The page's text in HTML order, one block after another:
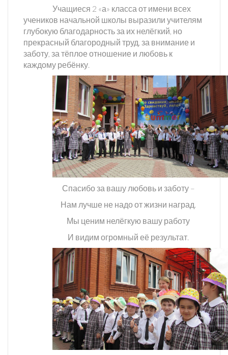
Учащиеся 2 «а» класса от имени всех
учеников начальной школы выразили учителям
глубокую благодарность за их нелёгкий, но
прекрасный благородный труд, за внимание и
заботу, за тёплое отношение и любовь к
каждому ребёнку.
Спасибо за вашу любовь и заботу –
Нам лучше не надо от жизни наград.
Мы ценим нелёгкую вашу работу
И видим огромный её результат.